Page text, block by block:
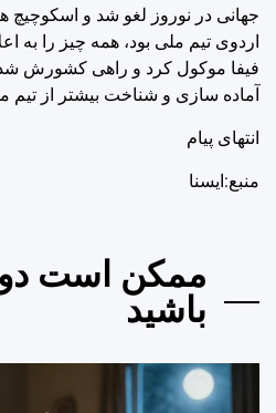
جهانی در نوروز لغو شد و اسکوچیچ
اردوی تیم ملی بود، همه چیز را به
فیفا موکول کرد و راهی کشورش شد
آماده سازی و شناخت بیشتر از تیم
انتهای پیام
منبع:ایسنا
ممکن است
باشید